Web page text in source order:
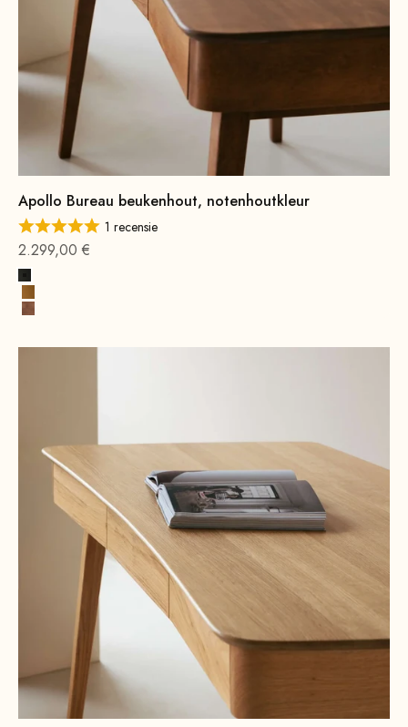
Apollo Bureau beukenhout, notenhoutkleur
1 recensie
Aanbieding vanaf
2.299,00 €
Zwart
Cognac Premium
Beukenhout, notenhoutbeits